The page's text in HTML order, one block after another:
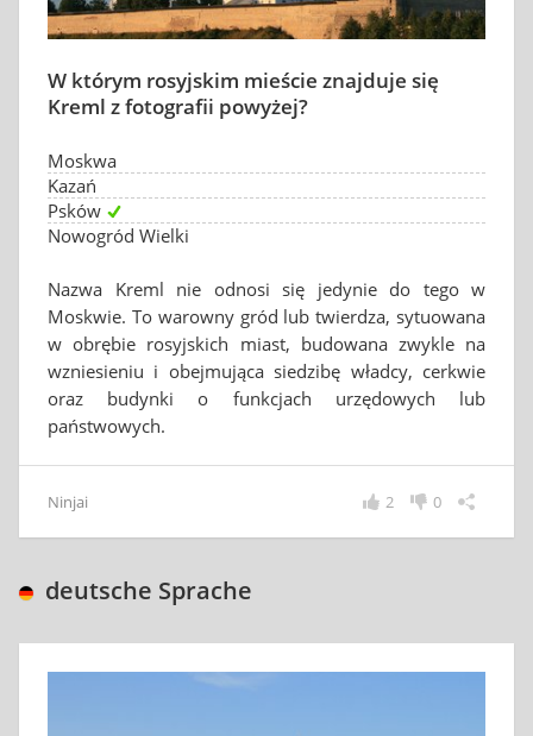
W którym rosyjskim mieście znajduje się
Kreml z fotografii powyżej?
Moskwa
Kazań
Psków
Nowogród Wielki
Nazwa Kreml nie odnosi się jedynie do tego w
Moskwie. To warowny gród lub twierdza, sytuowana
w obrębie rosyjskich miast, budowana zwykle na
wzniesieniu i obejmująca siedzibę władcy, cerkwie
oraz budynki o funkcjach urzędowych lub
państwowych.
Ninjai 0
2
deutsche Sprache